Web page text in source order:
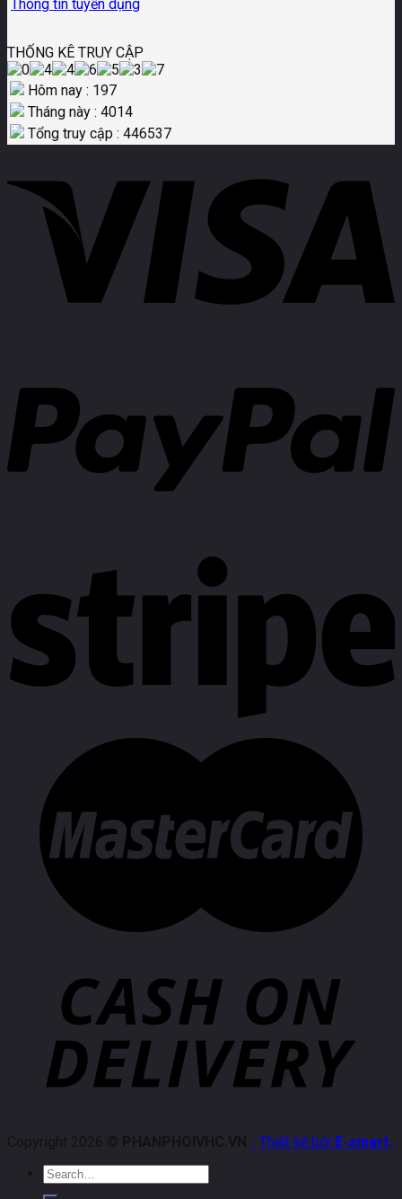
Thông tin tuyển dụng
THỐNG KÊ TRUY CẬP
Hôm nay : 197
Tháng này : 4014
Tổng truy cập : 446537
Copyright 2026 © PHANPHOIVHC.VN - Thiết kế bởi E-smart,
Search
for: